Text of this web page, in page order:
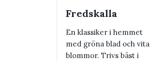
Fredskalla
En klassiker i hemmet
med gröna blad och vita
blommor. Trivs bäst i